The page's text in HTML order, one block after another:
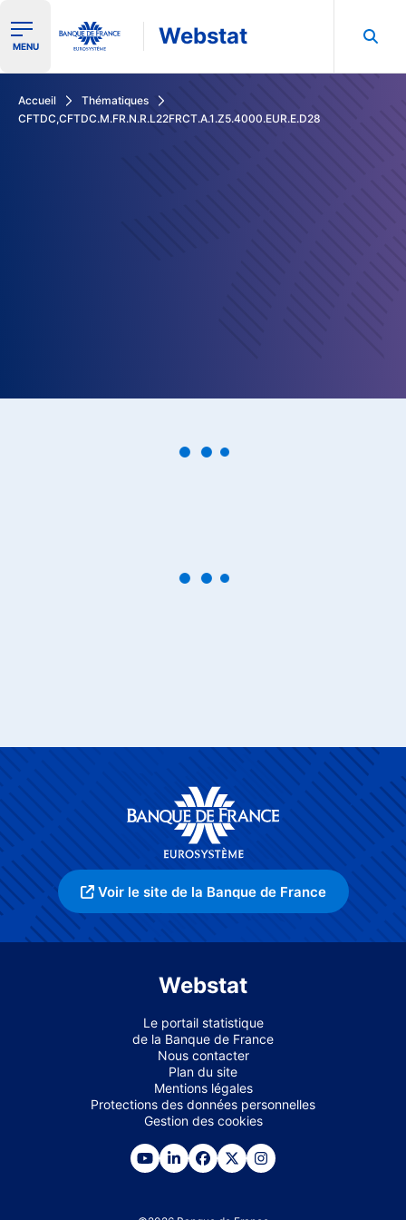
Ouvrir le menu de navigation
MENU Webstat
Accueil
Thématiques
CFTDC,CFTDC.M.FR.N.R.L22FRCT.A.1.Z5.4000.EUR.E.D28
Voir le site de la Banque de France
Webstat
Le portail statistique
de la Banque de France
Nous contacter
Plan du site
Mentions légales
Protections des données personnelles
Gestion des cookies